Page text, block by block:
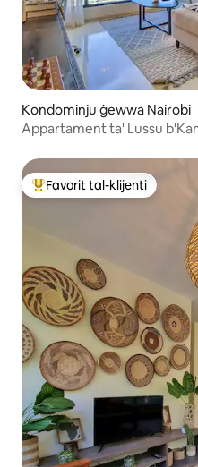
Kondominju ġewwa Nairobi
Appartament ta' Lussu
Wieħed mill-aqwa favoriti
Favorit tal-klijenti